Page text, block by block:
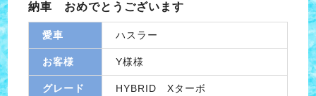
納車 おめでとうございます
愛車 ハスラー
お客様 Y様様
グレード HYBRID Xターボ